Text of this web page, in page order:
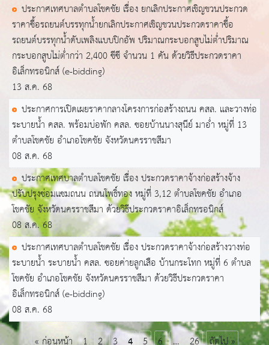
ประกาศเทศบาลตำบลโชคชัย เรื่อง ยกเลิกประกาศเชิญชวนประกวด
ราคาซื้อรถยนต์บรรทุกน้ำยกเลิกประกาศเชิญชวนประกวดราคาซื้อ
รถยนต์บรรทุกน้ำดับเพลิงแบบปิกอัพ ปริมาณกระบอกสูบไม่ต่ำปริมาณ
กระบอกสูบไม่ต่ำกว่า 2,400 ซีซี จำนวน 1 คัน ด้วยวิธีประกวดราคา
อิเล็กทรอนิกส์ (e-bidding)
13 ส.ค. 68
ประกาศการเปิดเผยราคากลางโครงการก่อสร้างถนน คสล. และวางท่อ
ระบายน้ำ คสล. พร้อมบ่อพัก คสล. ซอยบ้านนางสุนีย์ มาอ่ำ หมู่ที่ 13
ตำบลโชคชัย อำเภอโชคชัย จังหวัดนครราชสีมา
08 ส.ค. 68
ประกาศเทศบาลตำบลโชคชัย เรื่อง ประกวดราคาจ้างก่อสร้างจ้าง
ปรับปรุงซ่อมแซมถนน ถนนโพธิ์ทอง หมู่ที่ 3,12 ตำบลโชคชัย อำเภอ
โชคชัย จังหวัดนครราชสีมา ด้วยวิธีประกวดราคาอิเล็กทรอนิกส์
08 ส.ค. 68
ประกาศเทศบาลตำบลโชคชัย เรื่อง ประกวดราคาจ้างก่อสร้างวางท่อ
ระบายน้ำ ระบายน้ำ คสล. ซอยค่ายลูกเสือ บ้านกระโทก หมู่ที่ 6 ตำบล
โชคชัย อำเภอโชคชัย จังหวัดนครราชสีมา ด้วยวิธีประกวดราคา
อิเล็กทรอนิกส์ (e-bidding)
08 ส.ค. 68